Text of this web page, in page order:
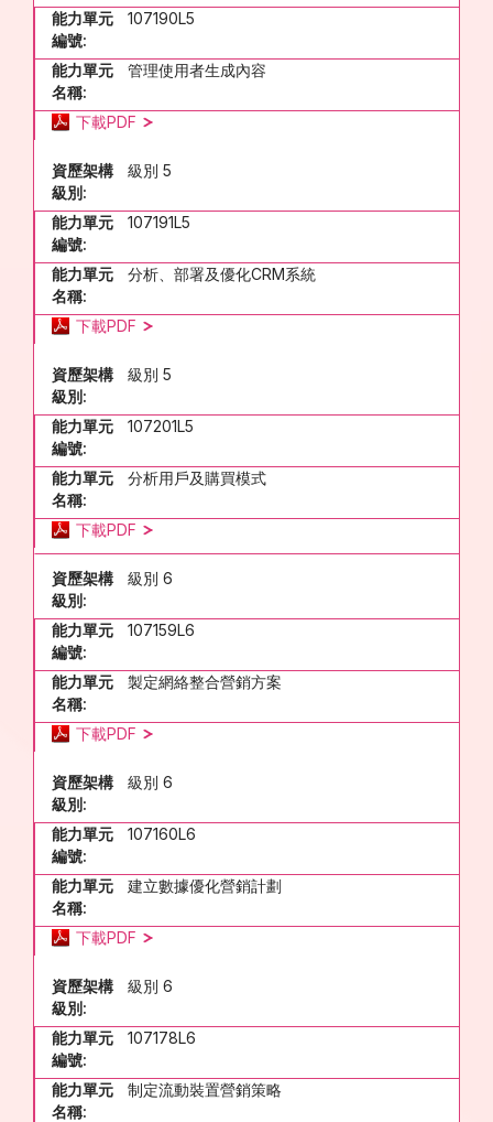
能力單元
編號:
107190L5
能力單元
名稱:
管理使用者生成內容
下載PDF
資歷架構
級別:
級別 5
能力單元
編號:
107191L5
能力單元
名稱:
分析、部署及優化CRM系統
下載PDF
資歷架構
級別:
級別 5
能力單元
編號:
107201L5
能力單元
名稱:
分析用戶及購買模式
下載PDF
資歷架構
級別:
級別 6
能力單元
編號:
107159L6
能力單元
名稱:
製定網絡整合營銷方案
下載PDF
資歷架構
級別:
級別 6
能力單元
編號:
107160L6
能力單元
名稱:
建立數據優化營銷計劃
下載PDF
資歷架構
級別:
級別 6
能力單元
編號:
107178L6
能力單元
名稱:
制定流動裝置營銷策略